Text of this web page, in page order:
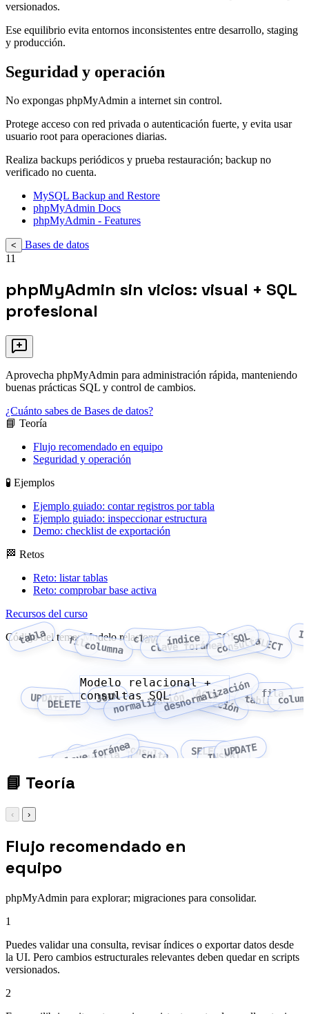
versionados.
Ese equilibrio evita entornos inconsistentes entre desarrollo, staging
y producción.
Seguridad y operación
No expongas phpMyAdmin a internet sin control.
Protege acceso con red privada o autenticación fuerte, y evita usar
usuario root para operaciones diarias.
Realiza backups periódicos y prueba restauración; backup no
verificado no cuenta.
MySQL Backup and Restore
phpMyAdmin Docs
phpMyAdmin - Features
<
Bases de datos
11
phpMyAdmin sin vicios: visual + SQL
profesional
Aprovecha phpMyAdmin para administración rápida, manteniendo
buenas prácticas SQL y control de cambios.
¿Cuánto sabes de Bases de datos?
📘 Teoría
Flujo recomendado en equipo
Seguridad y operación
🧪 Ejemplos
Ejemplo guiado: contar registros por tabla
Ejemplo guiado: inspeccionar estructura
Demo: checklist de exportación
🏁 Retos
Reto: listar tablas
Reto: comprobar base activa
Recursos del curso
Código del tema: Modelo relacional + consultas SQL
tabla filacolumna clave primaria
clave foránea
índice consulta
SQLSELECT
UPDATEDELETE
JOINnormalizacióndesnormalización
transacción
ACID tabla
fila
clave primaria
clave foránea
índice consulta
SQL
SELECTINSERTUPDATE
Modelo relacional +
consultas SQL
📘 Teoría
‹ ›
Flujo recomendado en
equipo
phpMyAdmin para explorar; migraciones para consolidar.
1
Puedes validar una consulta, revisar índices o exportar datos desde
la UI. Pero cambios estructurales relevantes deben quedar en scripts
versionados.
2